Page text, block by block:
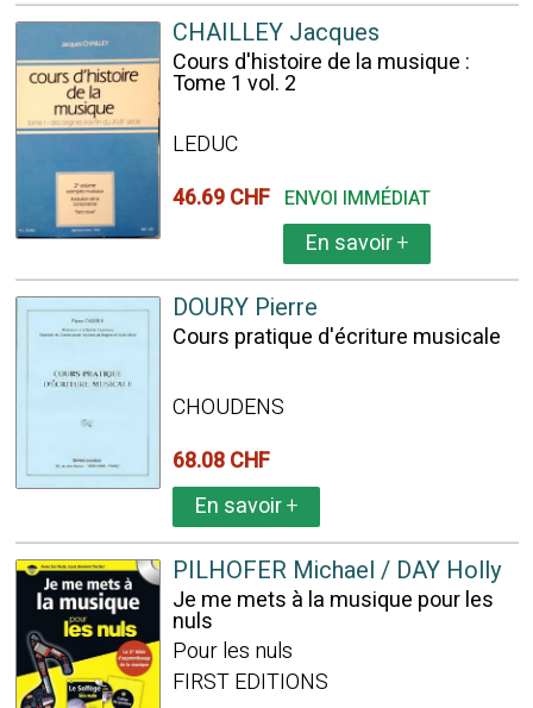
CHAILLEY Jacques
Cours d'histoire de la musique :
Tome 1 vol. 2
LEDUC
46.69 CHF ENVOI IMMÉDIAT
En savoir+
DOURY Pierre
Cours pratique d'écriture musicale
CHOUDENS
68.08 CHF
En savoir+
PILHOFER Michael / DAY Holly
Je me mets à la musique pour les
nuls
Pour les nuls
FIRST EDITIONS